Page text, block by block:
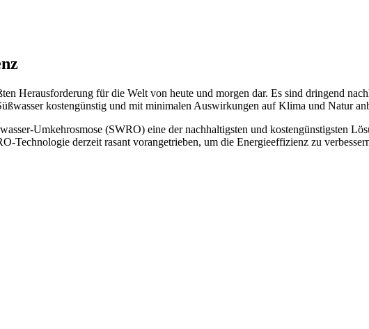
Herausforderung für die Welt von heute und morgen dar. Es sind dringend
kostengünstig und mit minimalen Auswirkungen auf Klima und Natur
Umkehrosmose (SWRO) eine der nachhaltigsten und kostengünstigsten
derzeit rasant vorangetrieben, um die Energieeffizienz zu